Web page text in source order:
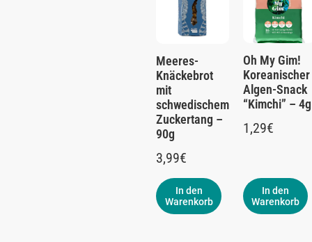
Meeres-
Knäckebrot
mit
schwedischem
Zuckertang –
90g
3,99€
In den
Warenkorb
Oh My Gim!
Koreanischer
Algen-Snack
“Kimchi” – 4g
1,29€
In den
Warenkorb